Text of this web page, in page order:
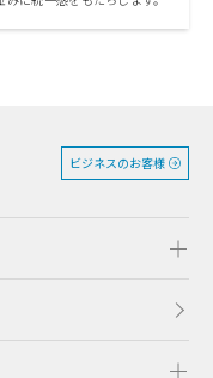
ビジネスのお客様